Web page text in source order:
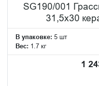
SG190/001
31,5x30
В упаковке: 5 шт
Вес: 1.7 кг
1